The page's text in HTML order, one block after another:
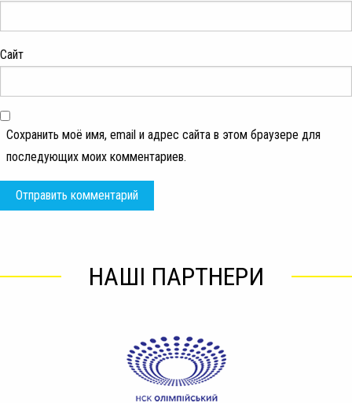
Сайт
Сохранить моё имя, email и адрес сайта в этом браузере для
последующих моих комментариев.
НАШІ ПАРТНЕРИ